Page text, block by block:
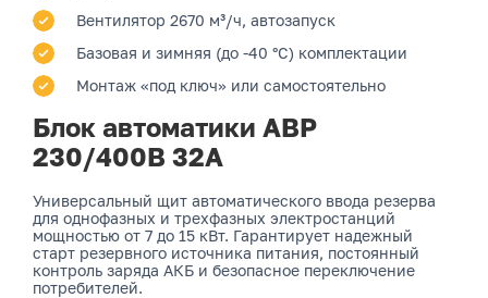
Вентилятор 2670 м³/ч, автозапуск
Базовая и зимняя (до -40 °C) комплектации
Монтаж «под ключ» или самостоятельно
Блок автоматики АВР
230/400В 32А
Универсальный щит автоматического ввода резерва
для однофазных и трехфазных электростанций
мощностью от 7 до 15 кВт. Гарантирует надежный
старт резервного источника питания, постоянный
контроль заряда АКБ и безопасное переключение
потребителей.